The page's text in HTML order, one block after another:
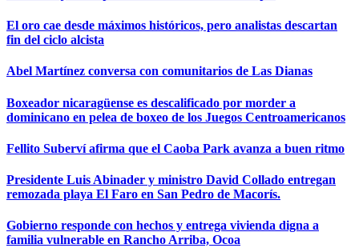
El oro cae desde máximos históricos, pero analistas descartan
fin del ciclo alcista
Abel Martínez conversa con comunitarios de Las Dianas
Boxeador nicaragüense es descalificado por morder a
dominicano en pelea de boxeo de los Juegos Centroamericanos
Fellito Suberví afirma que el Caoba Park avanza a buen ritmo
Presidente Luis Abinader y ministro David Collado entregan
remozada playa El Faro en San Pedro de Macorís.
Gobierno responde con hechos y entrega vivienda digna a
familia vulnerable en Rancho Arriba, Ocoa